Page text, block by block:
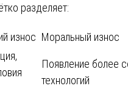
разделяет:
износ Моральный износ
Появление более
технологий